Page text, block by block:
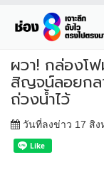
ผวา! กล่องโ
สิญจน์ลอยก
ถ่วงน้ำไว้
วันที่ลงข่าว 17 สิง